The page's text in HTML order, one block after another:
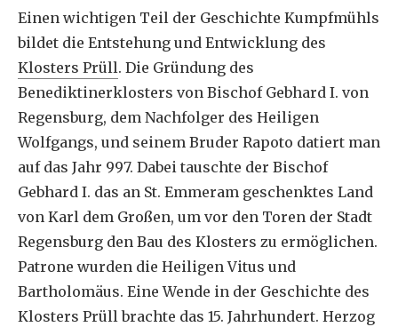
Einen wichtigen Teil der Geschichte Kumpfmühls
bildet die Entstehung und Entwicklung des
Klosters Prüll. Die Gründung des
Benediktinerklosters von Bischof Gebhard I. von
Regensburg, dem Nachfolger des Heiligen
Wolfgangs, und seinem Bruder Rapoto datiert man
auf das Jahr 997. Dabei tauschte der Bischof
Gebhard I. das an St. Emmeram geschenktes Land
von Karl dem Großen, um vor den Toren der Stadt
Regensburg den Bau des Klosters zu ermöglichen.
Patrone wurden die Heiligen Vitus und
Bartholomäus. Eine Wende in der Geschichte des
Klosters Prüll brachte das 15. Jahrhundert. Herzog